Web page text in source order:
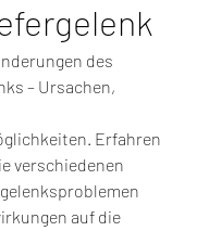
des
– Ursachen,
Erfahren
verschiedenen
auf die